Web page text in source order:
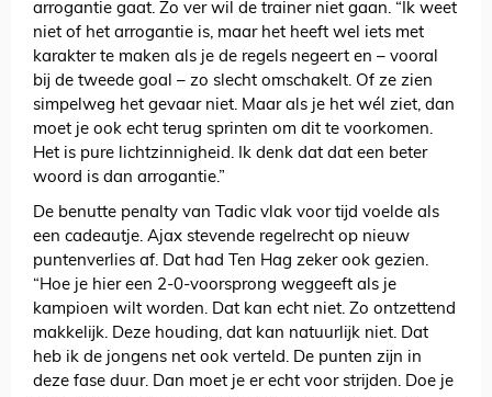
arrogantie gaat. Zo ver wil de trainer niet gaan. “Ik weet
niet of het arrogantie is, maar het heeft wel iets met
karakter te maken als je de regels negeert en – vooral
bij de tweede goal – zo slecht omschakelt. Of ze zien
simpelweg het gevaar niet. Maar als je het wél ziet, dan
moet je ook echt terug sprinten om dit te voorkomen.
Het is pure lichtzinnigheid. Ik denk dat dat een beter
woord is dan arrogantie.”
De benutte penalty van Tadic vlak voor tijd voelde als
een cadeautje. Ajax stevende regelrecht op nieuw
puntenverlies af. Dat had Ten Hag zeker ook gezien.
“Hoe je hier een 2-0-voorsprong weggeeft als je
kampioen wilt worden. Dat kan echt niet. Zo ontzettend
makkelijk. Deze houding, dat kan natuurlijk niet. Dat
heb ik de jongens net ook verteld. De punten zijn in
deze fase duur. Dan moet je er echt voor strijden. Doe je